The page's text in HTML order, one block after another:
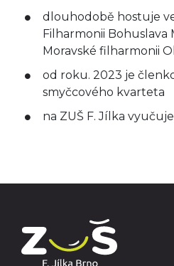
dlouhodobě hostuje
Filharmonii Bohuslava
Moravské filharmonii
od roku. 2023 je
smyčcového kvarteta
na ZUŠ F. Jílka